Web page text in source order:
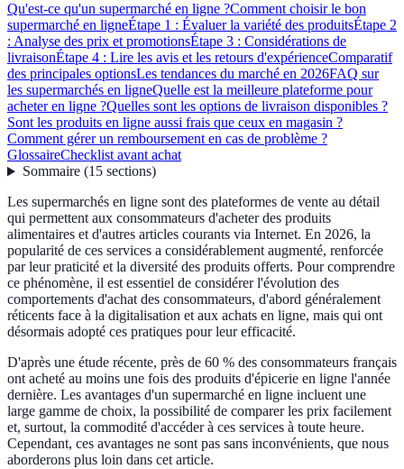
Qu'est-ce qu'un supermarché en ligne ?Comment choisir le bon
supermarché en ligneÉtape 1 : Évaluer la variété des produitsÉtape 2
: Analyse des prix et promotionsÉtape 3 : Considérations de
livraisonÉtape 4 : Lire les avis et les retours d'expérienceComparatif
des principales optionsLes tendances du marché en 2026FAQ sur
les supermarchés en ligneQuelle est la meilleure plateforme pour
acheter en ligne ?Quelles sont les options de livraison disponibles ?
Sont les produits en ligne aussi frais que ceux en magasin ?
Comment gérer un remboursement en cas de problème ?
GlossaireChecklist avant achat
Sommaire(15 sections)
Les supermarchés en ligne sont des plateformes de vente au détail
qui permettent aux consommateurs d'acheter des produits
alimentaires et d'autres articles courants via Internet. En 2026, la
popularité de ces services a considérablement augmenté, renforcée
par leur praticité et la diversité des produits offerts. Pour comprendre
ce phénomène, il est essentiel de considérer l'évolution des
comportements d'achat des consommateurs, d'abord généralement
réticents face à la digitalisation et aux achats en ligne, mais qui ont
désormais adopté ces pratiques pour leur efficacité.
D'après une étude récente, près de 60 % des consommateurs français
ont acheté au moins une fois des produits d'épicerie en ligne l'année
dernière. Les avantages d'un supermarché en ligne incluent une
large gamme de choix, la possibilité de comparer les prix facilement
et, surtout, la commodité d'accéder à ces services à toute heure.
Cependant, ces avantages ne sont pas sans inconvénients, que nous
aborderons plus loin dans cet article.